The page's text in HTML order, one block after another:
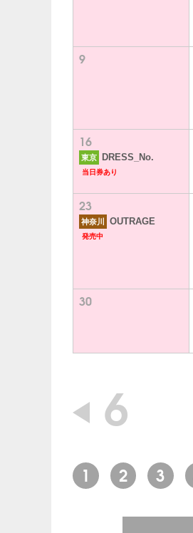
9
16
東京 DRESS_No.
当日券あり
23
神奈川 OUTRAGE
発売中
30
6
1 2 3